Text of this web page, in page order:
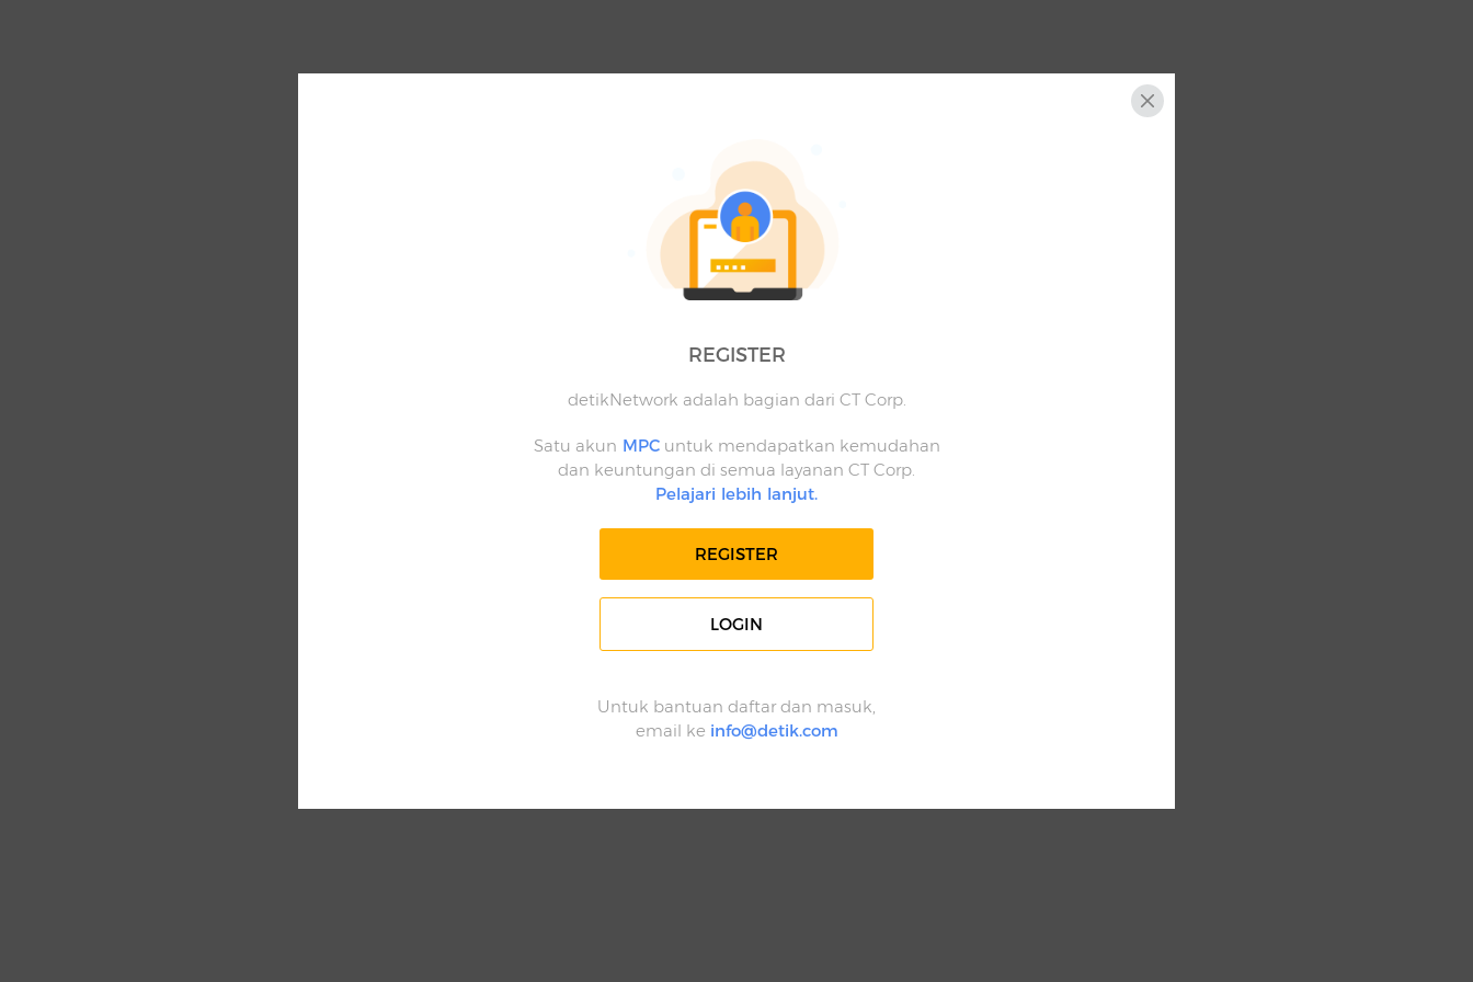
REGISTER
detikNetwork adalah bagian dari CT Corp.
Satu akun MPCuntuk mendapatkan kemudahan
dan keuntungan di semua layanan CT Corp.
Pelajari lebih lanjut.
REGISTER
LOGIN
Untuk bantuan daftar dan masuk,
email ke info@detik.com